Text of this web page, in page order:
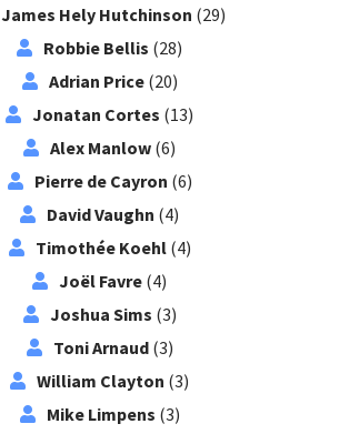
James Hely Hutchinson (29)
Robbie Bellis (28)
Adrian Price(20)
Jonatan Cortes (13)
Alex Manlow (6)
Pierre de Cayron (6)
David Vaughn (4)
Timothée Koehl(4)
Joël Favre (4)
Joshua Sims (3)
Toni Arnaud(3)
William Clayton (3)
Mike Limpens (3)